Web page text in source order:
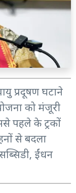
प्रदूषण घटाने
को मंजूरी
पहले के ट्रकों
से बदला
ईंधन